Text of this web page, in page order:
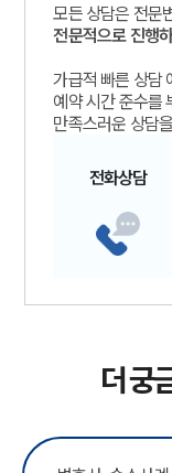
모든 상담은 전문
전문적으로 진행
가급적 빠른 상담
예약 시간 준수를
만족스러운 상담
전화상담
더 궁